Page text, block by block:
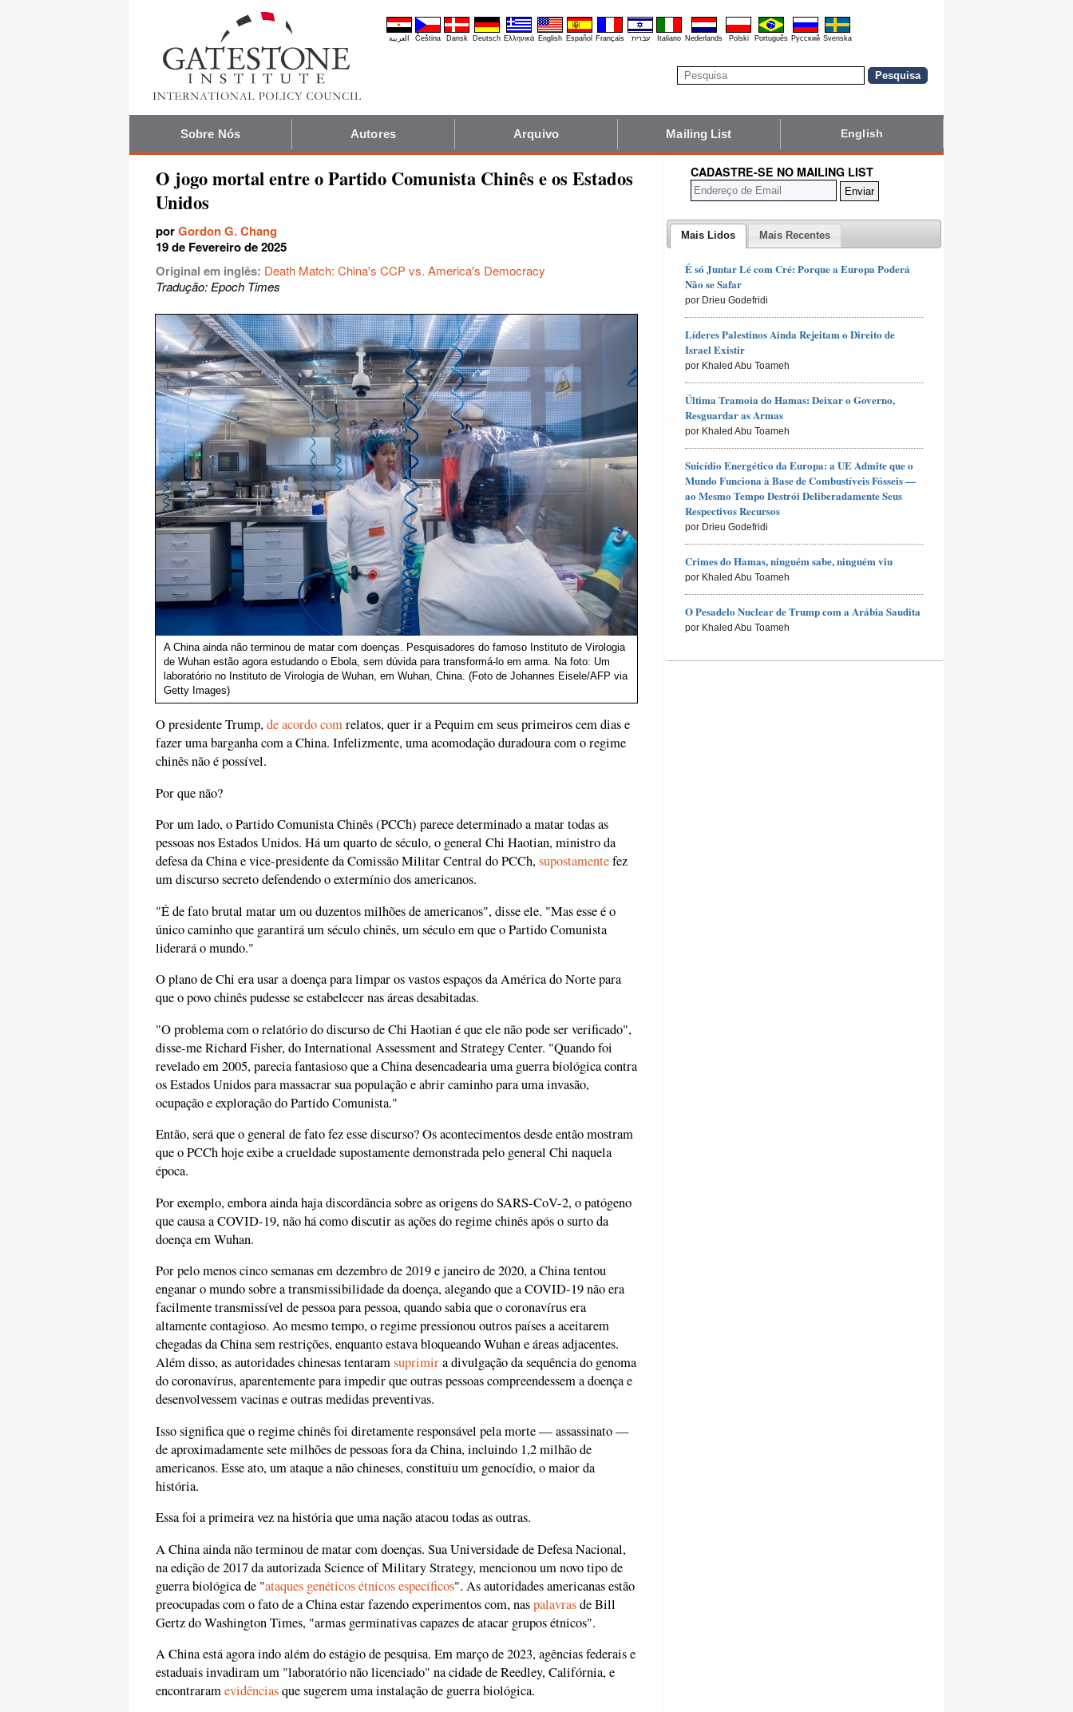
العربية Čeština Dansk Deutsch Ελληνικά English Español Français עברית Italiano Nederlands Polski Português Pyccĸий Svenska
Sobre Nós Autores Arquivo Mailing List English
O jogo mortal entre o Partido Comunista Chinês e os Estados
Unidos
porGordon G. Chang
19 de Fevereiro de 2025
Original em inglês: Death Match: China's CCP vs. America's Democracy
Tradução: Epoch Times
A China ainda não terminou de matar com doenças. Pesquisadores do famoso Instituto de Virologia
de Wuhan estão agora estudando o Ebola, sem dúvida para transformá-lo em arma. Na foto: Um
laboratório no Instituto de Virologia de Wuhan, em Wuhan, China. (Foto de Johannes Eisele/AFP via
Getty Images)
O presidente Trump,de acordo comrelatos, quer ir a Pequim em seus primeiros cem dias e
fazer uma barganha com a China. Infelizmente, uma acomodação duradoura com o regime
chinês não é possível.
Por que não?
Por um lado, o Partido Comunista Chinês (PCCh) parece determinado a matar todas as
pessoas nos Estados Unidos. Há um quarto de século, o general Chi Haotian, ministro da
defesa da China e vice-presidente da Comissão Militar Central do PCCh,supostamentefez
um discurso secreto defendendo o extermínio dos americanos.
"É de fato brutal matar um ou duzentos milhões de americanos", disse ele. "Mas esse é o
único caminho que garantirá um século chinês, um século em que o Partido Comunista
liderará o mundo."
O plano de Chi era usar a doença para limpar os vastos espaços da América do Norte para
que o povo chinês pudesse se estabelecer nas áreas desabitadas.
"O problema com o relatório do discurso de Chi Haotian é que ele não pode ser verificado",
disse-me Richard Fisher, do International Assessment and Strategy Center. "Quando foi
revelado em 2005, parecia fantasioso que a China desencadearia uma guerra biológica contra
os Estados Unidos para massacrar sua população e abrir caminho para uma invasão,
ocupação e exploração do Partido Comunista."
Então, será que o general de fato fez esse discurso? Os acontecimentos desde então mostram
que o PCCh hoje exibe a crueldade supostamente demonstrada pelo general Chi naquela
época.
Por exemplo, embora ainda haja discordância sobre as origens do SARS-CoV-2, o patógeno
que causa a COVID-19, não há como discutir as ações do regime chinês após o surto da
doença em Wuhan.
Por pelo menos cinco semanas em dezembro de 2019 e janeiro de 2020, a China tentou
enganar o mundo sobre a transmissibilidade da doença, alegando que a COVID-19 não era
facilmente transmissível de pessoa para pessoa, quando sabia que o coronavírus era
altamente contagioso. Ao mesmo tempo, o regime pressionou outros países a aceitarem
chegadas da China sem restrições, enquanto estava bloqueando Wuhan e áreas adjacentes.
Além disso, as autoridades chinesas tentaramsuprimira divulgação da sequência do genoma
do coronavírus, aparentemente para impedir que outras pessoas compreendessem a doença e
desenvolvessem vacinas e outras medidas preventivas.
Isso significa que o regime chinês foi diretamente responsável pela morte — assassinato —
de aproximadamente sete milhões de pessoas fora da China, incluindo 1,2 milhão de
americanos. Esse ato, um ataque a não chineses, constituiu um genocídio, o maior da
história.
Essa foi a primeira vez na história que uma nação atacou todas as outras.
A China ainda não terminou de matar com doenças. Sua Universidade de Defesa Nacional,
na edição de 2017 da autorizada Science of Military Strategy, mencionou um novo tipo de
guerra biológica de "ataques genéticos étnicos específicos". As autoridades americanas estão
preocupadas com o fato de a China estar fazendo experimentos com, naspalavrasde Bill
Gertz do Washington Times, "armas germinativas capazes de atacar grupos étnicos".
A China está agora indo além do estágio de pesquisa. Em março de 2023, agências federais e
estaduais invadiram um "laboratório não licenciado" na cidade de Reedley, Califórnia, e
encontraramevidênciasque sugerem uma instalação de guerra biológica.
CADASTRE-SE NO MAILING LIST
Mais Lidos Mais Recentes
É só Juntar Lé com Cré: Porque a Europa Poderá
Não se Safar
por Drieu Godefridi
Líderes Palestinos Ainda Rejeitam o Direito de
Israel Existir
por Khaled Abu Toameh
Última Tramoia do Hamas: Deixar o Governo,
Resguardar as Armas
por Khaled Abu Toameh
Suicídio Energético da Europa: a UE Admite que o
Mundo Funciona à Base de Combustíveis Fósseis —
ao Mesmo Tempo Destrói Deliberadamente Seus
Respectivos Recursos
por Drieu Godefridi
Crimes do Hamas, ninguém sabe, ninguém viu
por Khaled Abu Toameh
O Pesadelo Nuclear de Trump com a Arábia Saudita
por Khaled Abu Toameh